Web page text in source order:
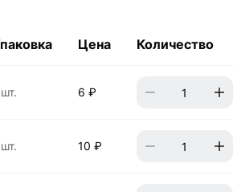
Цена Количество
6 ₽
10 ₽